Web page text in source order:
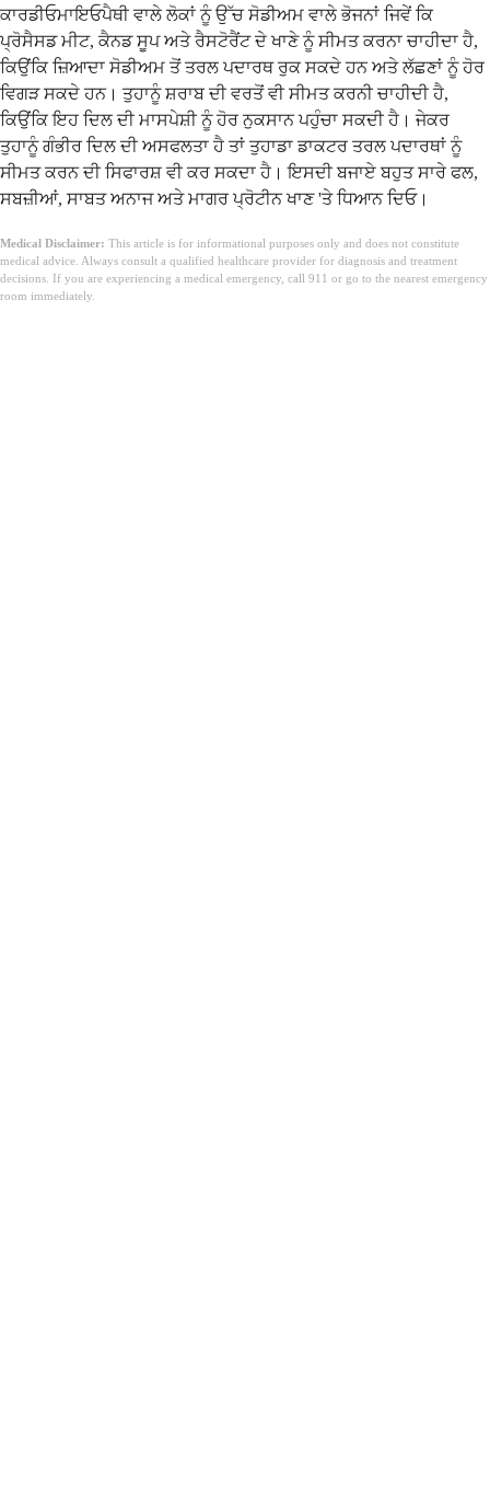
ਕਾਰਡੀਓਮਾਇਓਪੈਥੀ ਵਾਲੇ ਲੋਕਾਂ ਨੂੰ ਉੱਚ ਸੋਡੀਅਮ ਵਾਲੇ ਭੋਜਨਾਂ ਜਿਵੇਂ ਕਿ
ਪ੍ਰੋਸੈਸਡ ਮੀਟ, ਕੈਨਡ ਸੂਪ ਅਤੇ ਰੈਸਟੋਰੈਂਟ ਦੇ ਖਾਣੇ ਨੂੰ ਸੀਮਤ ਕਰਨਾ ਚਾਹੀਦਾ ਹੈ,
ਕਿਉਂਕਿ ਜ਼ਿਆਦਾ ਸੋਡੀਅਮ ਤੋਂ ਤਰਲ ਪਦਾਰਥ ਰੁਕ ਸਕਦੇ ਹਨ ਅਤੇ ਲੱਛਣਾਂ ਨੂੰ ਹੋਰ
ਵਿਗੜ ਸਕਦੇ ਹਨ। ਤੁਹਾਨੂੰ ਸ਼ਰਾਬ ਦੀ ਵਰਤੋਂ ਵੀ ਸੀਮਤ ਕਰਨੀ ਚਾਹੀਦੀ ਹੈ,
ਕਿਉਂਕਿ ਇਹ ਦਿਲ ਦੀ ਮਾਸਪੇਸ਼ੀ ਨੂੰ ਹੋਰ ਨੁਕਸਾਨ ਪਹੁੰਚਾ ਸਕਦੀ ਹੈ। ਜੇਕਰ
ਤੁਹਾਨੂੰ ਗੰਭੀਰ ਦਿਲ ਦੀ ਅਸਫਲਤਾ ਹੈ ਤਾਂ ਤੁਹਾਡਾ ਡਾਕਟਰ ਤਰਲ ਪਦਾਰਥਾਂ ਨੂੰ
ਸੀਮਤ ਕਰਨ ਦੀ ਸਿਫਾਰਸ਼ ਵੀ ਕਰ ਸਕਦਾ ਹੈ। ਇਸਦੀ ਬਜਾਏ ਬਹੁਤ ਸਾਰੇ ਫਲ,
ਸਬਜ਼ੀਆਂ, ਸਾਬਤ ਅਨਾਜ ਅਤੇ ਮਾਗਰ ਪ੍ਰੋਟੀਨ ਖਾਣ 'ਤੇ ਧਿਆਨ ਦਿਓ।
Medical Disclaimer: This article is for informational purposes only and does not constitute
medical advice. Always consult a qualified healthcare provider for diagnosis and treatment
decisions. If you are experiencing a medical emergency, call 911 or go to the nearest emergency
room immediately.